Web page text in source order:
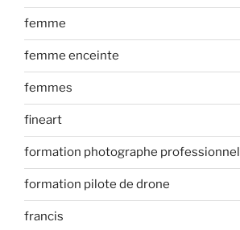
femme
femme enceinte
femmes
fineart
formation photographe professionnel
formation pilote de drone
francis